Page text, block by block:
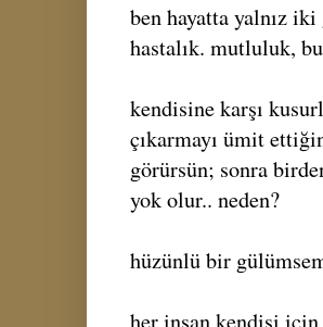
ben hayatta yalnız
hastalık. mutluluk,
kendisine karşı
çıkarmayı ümit
görürsün; sonra
yok olur.. neden?
hüzünlü bir
her insan kendisi